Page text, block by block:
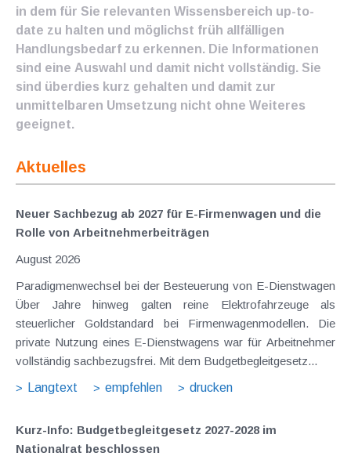
in dem für Sie relevanten Wissensbereich up-to-
date zu halten und möglichst früh allfälligen
Handlungsbedarf zu erkennen. Die Informationen
sind eine Auswahl und damit nicht vollständig. Sie
sind überdies kurz gehalten und damit zur
unmittelbaren Umsetzung nicht ohne Weiteres
geeignet.
Aktuelles
Neuer Sachbezug ab 2027 für E-Firmenwagen und die
Rolle von Arbeitnehmer​­beiträgen
August 2026
Paradigmenwechsel bei der Besteuerung von E-Dienstwagen
Über Jahre hinweg galten reine Elektrofahrzeuge als
steuerlicher Goldstandard bei Firmenwagenmodellen. Die
private Nutzung eines E-Dienstwagens war für Arbeitnehmer
vollständig sachbezugsfrei. Mit dem Budgetbegleitgesetz...
Langtext
empfehlen drucken
Kurz-Info: Budgetbegleitgesetz 2027-2028 im
Nationalrat beschlossen